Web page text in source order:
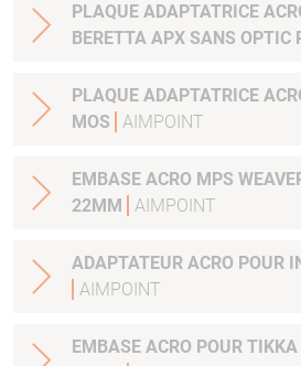
PLAQUE ADAPTATRICE
BERETTA APX SANS OPTIC
PLAQUE ADAPTATRICE
MOS
AIMPOINT
EMBASE ACRO MPS
22MM
AIMPOINT
ADAPTATEUR ACRO POUR
AIMPOINT
EMBASE ACRO POUR